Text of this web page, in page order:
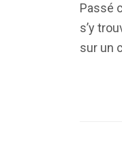
Passé
s’y
sur un